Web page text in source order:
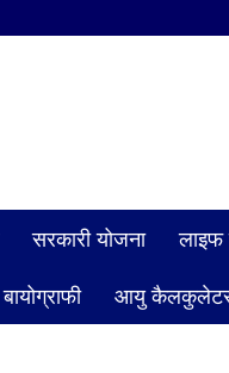
सरकारी योजना लाइफ
बायोग्राफी आयु